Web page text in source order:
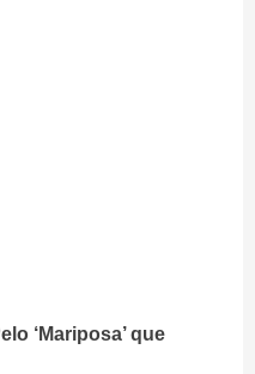
‘Mariposa’ que